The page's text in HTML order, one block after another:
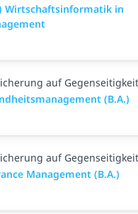
Wirtschaftsinformatik in
auf Gegenseitigkeit
(B.A.)
auf Gegenseitigkeit
Management (B.A.)